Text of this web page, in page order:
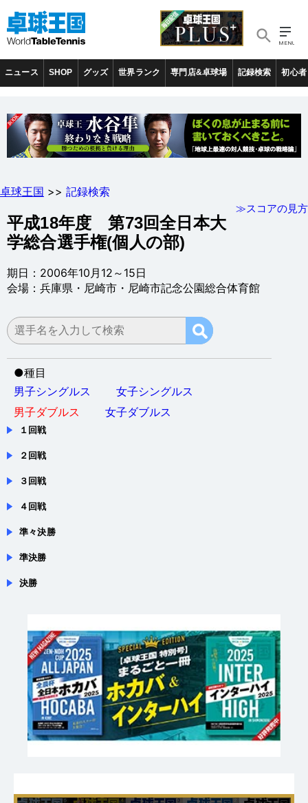
ニュース SHOP グッズ 世界ランク 専門店&卓球場 記録検索 初心者
卓球王国 >> 記録検索
≫スコアの見方
平成18年度 第73回全日本大
学総合選手権(個人の部)
期日：2006年10月12～15日
会場：兵庫県・尼崎市・尼崎市記念公園総合体育館
●種目
男子シングルス
女子シングルス
男子ダブルス
女子ダブルス
１回戦
２回戦
３回戦
４回戦
準々決勝
準決勝
決勝